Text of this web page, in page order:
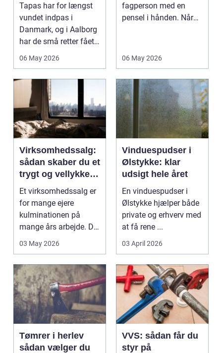
Tapas har for længst
vundet indpas i
Danmark, og i Aalborg
har de små retter fået
06 May 2026
fagperson med en
pensel i hånden. Når
06 May 2026
Virksomhedssalg:
sådan skaber du et
trygt og vellykket
salg
Et virksomhedssalg er
for mange ejere
kulminationen på
mange års arbejde. Det
03 May 2026
Vinduespudser i
Ølstykke: klar
udsigt hele året
En vinduespudser i
Ølstykke hjælper både
private og erhverv med
at få rene ...
03 April 2026
Tømrer i herlev
sådan vælger du
VVS: sådan får du
styr på